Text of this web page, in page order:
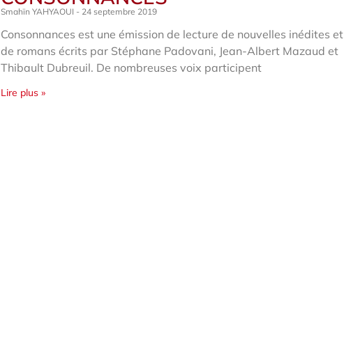
Smahïn YAHYAOUI 24 septembre 2019
Consonnances est une émission de lecture de nouvelles inédites et
de romans écrits par Stéphane Padovani, Jean-Albert Mazaud et
Thibault Dubreuil. De nombreuses voix participent
Lire plus »